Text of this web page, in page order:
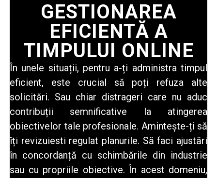
GESTIONAREA
EFICIENTĂ A
TIMPULUI ONLINE
În unele situații, pentru a-ți administra timpul
eficient, este crucial să poți refuza alte
solicitări. Sau chiar distrageri care nu aduc
contribuții semnificative la atingerea
obiectivelor tale profesionale. Amintește-ți să
îți revizuiesti regulat planurile. Să faci ajustări
în concordanță cu schimbările din industrie
sau cu propriile obiective. În acest domeniu,